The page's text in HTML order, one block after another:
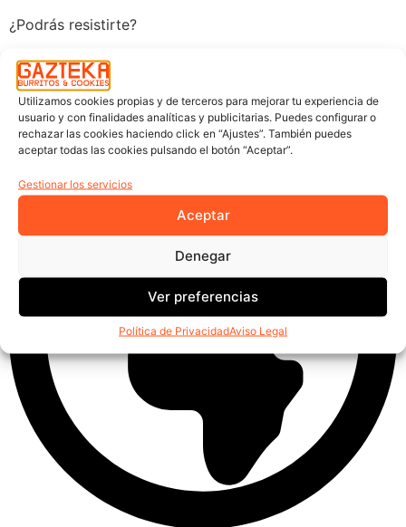
Utilizamos cookies propias y de terceros para mejorar tu experiencia de
usuario y con finalidades analíticas y publicitarias. Puedes configurar o
rechazar las cookies haciendo click en “Ajustes”. También puedes
aceptar todas las cookies pulsando el botón “Aceptar”.
Gestionar los servicios
Aceptar
Denegar
Ver preferencias
Política de PrivacidadAviso Legal
¿Podrás resistirte?
¡ME LO PIDO!